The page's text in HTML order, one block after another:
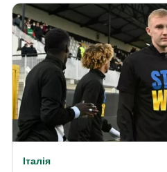
Італія